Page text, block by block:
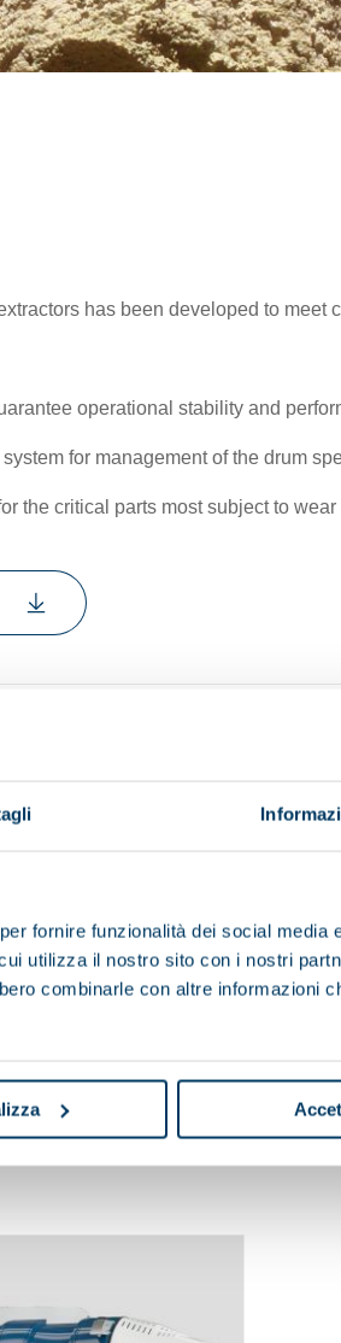
fornire funzionalità dei social media
utilizza il nostro sito con i nostri
combinarle con altre informazioni
has been developed to meet
operational stability and
for management of the drum
the critical parts most subject to wear